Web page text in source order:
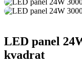
LED panel
kvadrat